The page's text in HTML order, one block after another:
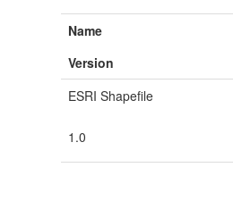
Name
Version
ESRI Shapefile
1.0